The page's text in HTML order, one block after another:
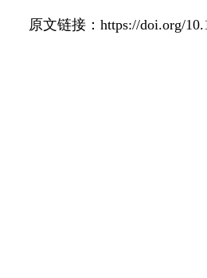
原文链接： https://doi.org/